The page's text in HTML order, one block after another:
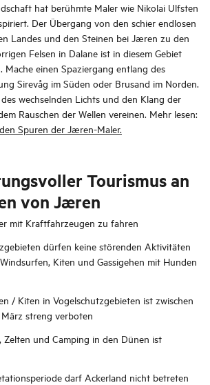
hat berühmte Maler wie Nikolai Ulfsten
Der Übergang von den schier endlosen
Landes und den Steinen bei Jæren zu den
Felsen in Dalane ist in diesem Gebiet
Mache einen Spaziergang entlang des
Sirevåg im Süden oder Brusand im Norden.
wechselnden Lichts und den Klang der
Rauschen der Wellen vereinen. Mehr lesen:
Spuren der Jæren-Maler.
Tourismus an
von Jæren
mit Kraftfahrzeugen zu fahren
dürfen keine störenden Aktivitäten
Kiten und Gassigehen mit Hunden
/ Kiten in Vogelschutzgebieten ist zwischen
streng verboten
Zelten und Camping in den Dünen ist
darf Ackerland nicht betreten